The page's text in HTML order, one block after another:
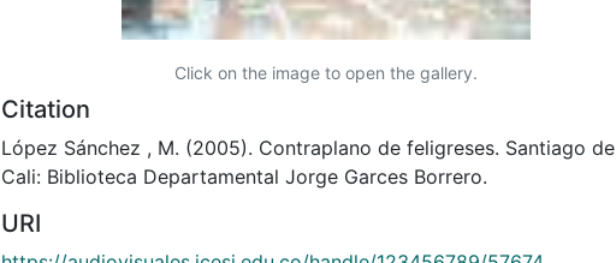
Click on the image to open the gallery.
Citation
López Sánchez , M. (2005). Contraplano de feligreses. Santiago de
Cali: Biblioteca Departamental Jorge Garces Borrero.
URI